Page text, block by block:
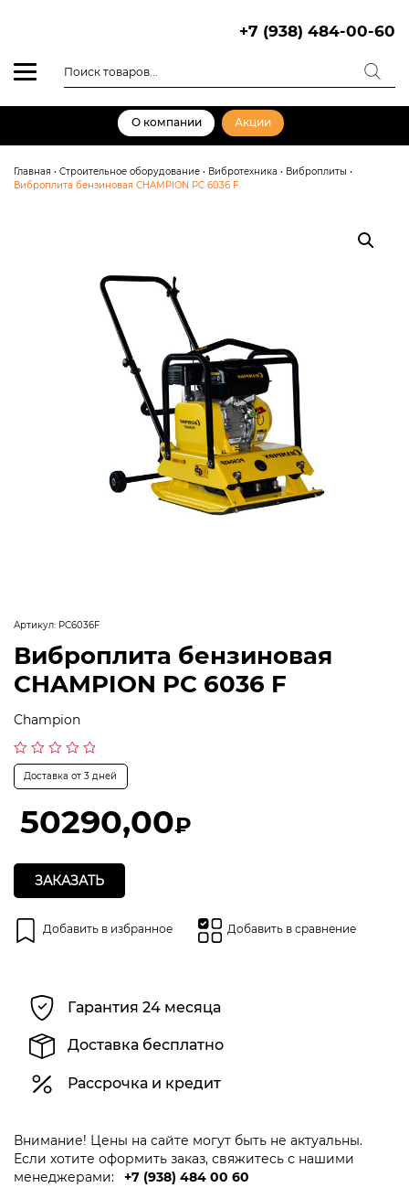
+7 (938) 484-00-60
товаров
О компании Акции
Главная • Строительное оборудование • Вибротехника • Виброплиты •
Виброплита бензиновая CHAMPION PC 6036 F
Артикул: PC6036F
Виброплита бензиновая
CHAMPION PC 6036 F
Champion
Оценка
из
Доставка от 3 дней
50290,00₽
ЗАКАЗАТЬ
Добавить в избранное Добавить в сравнение
Гарантия 24 месяца
Доставка бесплатно
Рассрочка и кредит
Внимание! Цены на сайте могут быть не актуальны.
Если хотите оформить заказ, свяжитесь с нашими
менеджерами:
+7 (938) 484 00 60